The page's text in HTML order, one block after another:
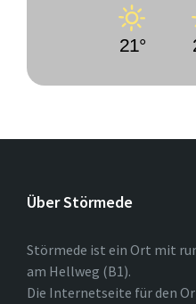
21°
Über Störmede
Störmede ist ein Ort mit
am Hellweg (B1).
Die Internetseite für den